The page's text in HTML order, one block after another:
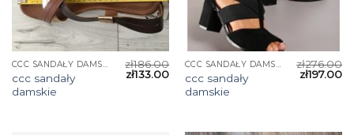
CCC SANDAŁY DAMSKIE
ccc sandały
damskie
zł186.00
zł133.00
CCC SANDAŁY DAMSKIE
ccc sandały
damskie
zł276.00
zł197.00